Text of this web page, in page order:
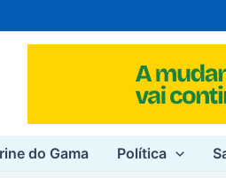
do Gama Política